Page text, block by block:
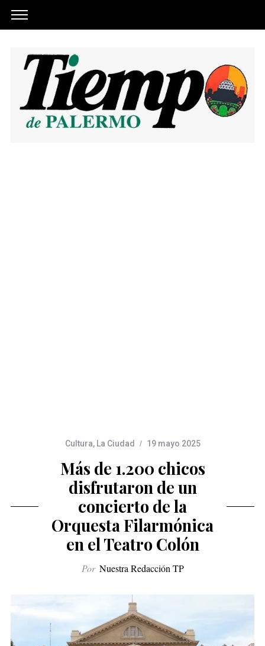
Cultura, La Ciudad 19 mayo 2025
Más de 1.200 chicos
disfrutaron de un
concierto de la
Orquesta Filarmónica
en el Teatro Colón
Por Nuestra Redacción TP